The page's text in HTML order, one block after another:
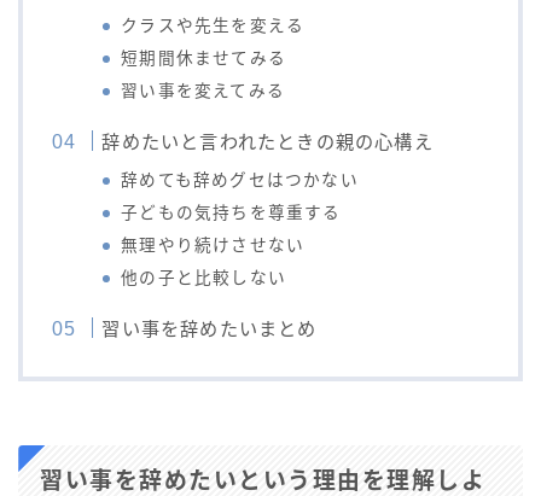
クラスや先生を変える
短期間休ませてみる
習い事を変えてみる
辞めたいと言われたときの親の心構え
辞めても辞めグセはつかない
子どもの気持ちを尊重する
無理やり続けさせない
他の子と比較しない
習い事を辞めたいまとめ
習い事を辞めたいという理由を理解しよ